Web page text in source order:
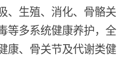
、生殖、消化、骨骼关
等多系统健康养护，全
康、骨关节及代谢类健